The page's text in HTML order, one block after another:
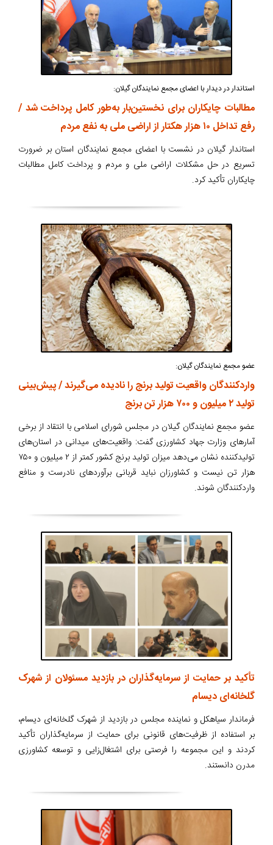
استاندار در دیدار با اعضای مجمع نمایندگان گیلان:
مطالبات چایکاران برای نخستین‌بار به‌طور کامل پرداخت شد /
رفع تداخل ۱۰ هزار هکتار از اراضی ملی به نفع مردم
استاندار گیلان در نشست با اعضای مجمع نمایندگان استان بر ضرورت
تسریع در حل مشکلات اراضی ملی و مردم و پرداخت کامل مطالبات
چایکاران تأکید کرد.
عضو مجمع نمایندگان گیلان:
واردکنندگان واقعیت تولید برنج را نادیده می‌گیرند / پیش‌بینی
تولید ۲ میلیون و ۷۰۰ هزار تن برنج
عضو مجمع نمایندگان گیلان در مجلس شورای اسلامی با انتقاد از برخی
آمارهای وزارت جهاد کشاورزی گفت: واقعیت‌های میدانی در استان‌های
تولیدکننده نشان می‌دهد میزان تولید برنج کشور کمتر از ۲ میلیون و ۷۵۰
هزار تن نیست و کشاورزان نباید قربانی برآوردهای نادرست و منافع
واردکنندگان شوند.
تأکید بر حمایت از سرمایه‌گذاران در بازدید مسئولان از شهرک
گلخانه‌ای دیسام
فرماندار سیاهکل و نماینده مجلس در بازدید از شهرک گلخانه‌ای دیسام،
بر استفاده از ظرفیت‌های قانونی برای حمایت از سرمایه‌گذاران تأکید
کردند و این مجموعه را فرصتی برای اشتغال‌زایی و توسعه کشاورزی
مدرن دانستند.